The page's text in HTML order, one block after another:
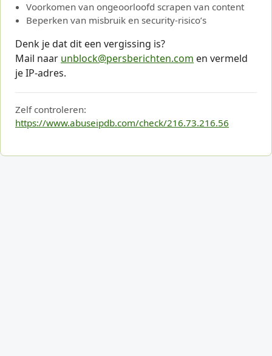
Voorkomen van ongeoorloofd scrapen van content
Beperken van misbruik en security-risico’s
Denk je dat dit een vergissing is?
Mail naar unblock@persberichten.com en vermeld
je IP-adres.
Zelf controleren:
https://www.abuseipdb.com/check/216.73.216.56